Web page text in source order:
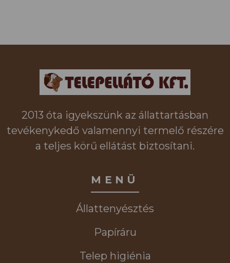
2013 óta igyekszünk az állattartásban
tevékenykedő valamennyi termelő részére
a teljes körű ellátást biztosítani.
MENÜ
Állattenyésztés
Papíráru
Telep higiénia